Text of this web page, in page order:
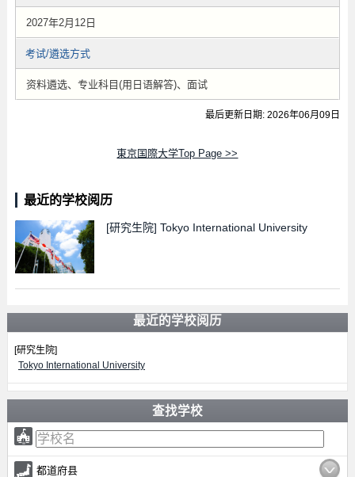
2027年2月12日
考试/遴选方式
资料遴选、专业科目(用日语解答)、面试
最后更新日期: 2026年06月09日
東京国際大学Top Page >>
最近的学校阅历
[研究生院] Tokyo International University
最近的学校阅历
[研究生院]
Tokyo International University
查找学校
都道府县